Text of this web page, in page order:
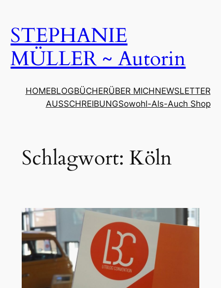
springen
STEPHANIE
MÜLLER ~ Autorin
HOMEBLOGBÜCHERÜBER MICHNEWSLETTER
AUSSCHREIBUNGSowohl-Als-Auch Shop
Schlagwort: Köln